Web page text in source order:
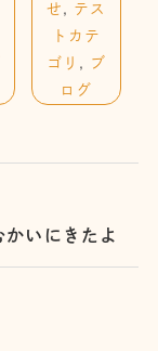
せ , テス
トカテ
ゴリ ,
ブ
ログ
いにきたよ